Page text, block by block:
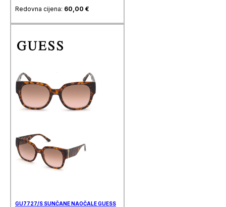
Redovna cijena: 60,00 €
GU7727/S SUNČANE NAOČALE GUESS